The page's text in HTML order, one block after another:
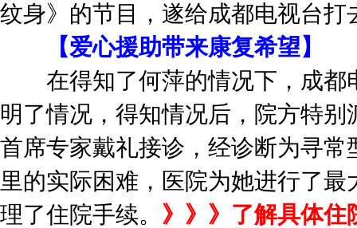
纹身》的节目，遂给成都电视台打
【爱心援助带来康复希望】
在得知了何萍的情况下，成都
明了情况，得知情况后，院方特
首席专家戴礼接诊，经诊断为寻
里的实际困难，医院为她进行了
理了住院手续。 》》》了解具体住